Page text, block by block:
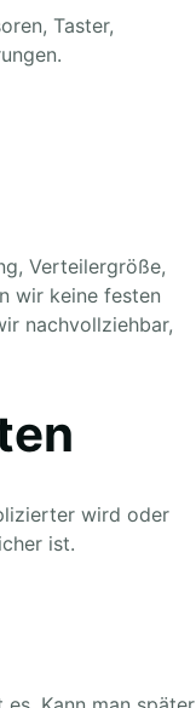
Taster,
Verteilergröße,
wir keine festen
nachvollziehbar,
wird oder
ist.